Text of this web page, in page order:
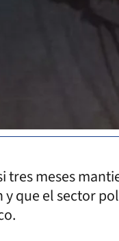
tres meses
que el sector